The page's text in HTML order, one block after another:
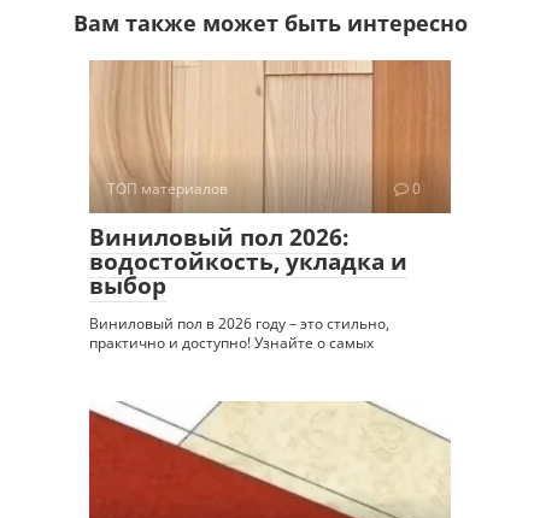
Вам также может быть интересно
ТОП материалов 0
Виниловый пол 2026:
водостойкость, укладка и
выбор
Виниловый пол в 2026 году – это стильно,
практично и доступно! Узнайте о самых